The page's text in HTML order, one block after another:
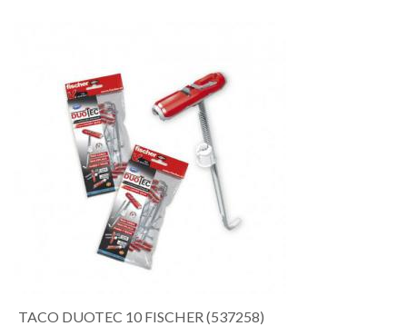
TACO DUOTEC 10 FISCHER (537258)